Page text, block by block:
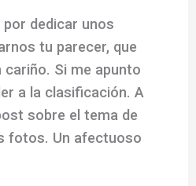
dedicar unos
tu parecer, que
Si me apunto
a la clasificación. A
sobre el tema de
fotos. Un afectuoso